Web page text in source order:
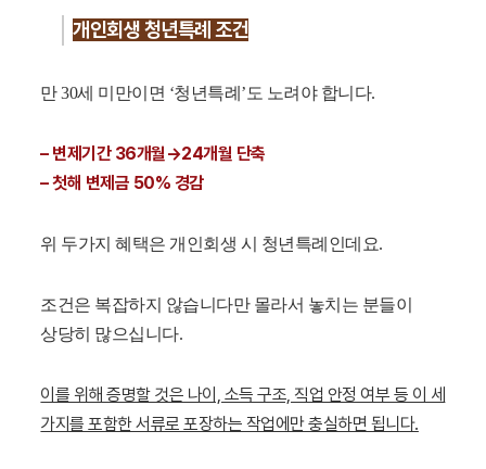
개인회생 청년특례 조건
만 30세 미만이면 ‘청년특례’도 노려야 합니다.
– 변제기간 36개월→24개월 단축
– 첫해 변제금 50% 경감
위 두가지 혜택은 개인회생 시 청년특례인데요.
조건은 복잡하지 않습니다만 몰라서 놓치는 분들이
상당히 많으십니다.
이를 위해 증명할 것은 나이, 소득 구조, 직업 안정 여부 등 이 세
가지를 포함한 서류로 포장하는 작업에만 충실하면 됩니다.